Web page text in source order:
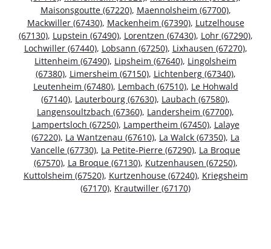
Maisonsgoutte (67220), Maennolsheim (67700),
Mackwiller (67430), Mackenheim (67390), Lutzelhouse
(67130), Lupstein (67490), Lorentzen (67430), Lohr (67290),
Lochwiller (67440), Lobsann (67250), Lixhausen (67270),
Littenheim (67490), Lipsheim (67640), Lingolsheim
(67380), Limersheim (67150), Lichtenberg (67340),
Leutenheim (67480), Lembach (67510), Le Hohwald
(67140), Lauterbourg (67630), Laubach (67580),
Langensoultzbach (67360), Landersheim (67700),
Lampertsloch (67250), Lampertheim (67450), Lalaye
(67220), La Wantzenau (67610), La Walck (67350), La
Vancelle (67730), La Petite-Pierre (67290), La Broque
(67570), La Broque (67130), Kutzenhausen (67250),
Kuttolsheim (67520), Kurtzenhouse (67240), Kriegsheim
(67170), Krautwiller (67170)